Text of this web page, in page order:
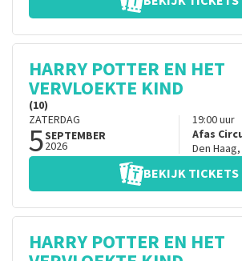
HARRY POTTER EN HET
VERVLOEKTE KIND
(10)
ZATERDAG
5SEPTEMBER
2026
19:00uur
Afas
Den Haag,
BEKIJK TICKETS
HARRY POTTER EN HET